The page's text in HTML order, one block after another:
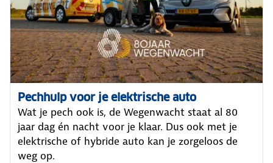
Pechhulp voor je elektrische auto
Wat je pech ook is, de Wegenwacht staat al 80
jaar dag én nacht voor je klaar. Dus ook met je
elektrische of hybride auto kan je zorgeloos de
weg op.